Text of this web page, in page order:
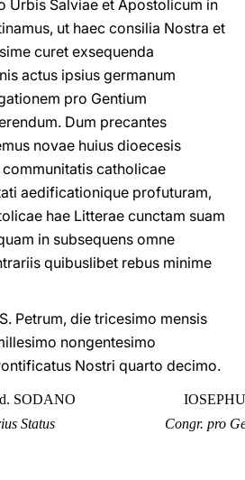
Urbis Salviae et Apostolicum in
ut haec consilia Nostra et
curet exsequenda
actus ipsius germanum
pro Gentium
Dum precantes
novae huius dioecesis
catholicae
aedificationique profuturam,
hae Litterae cunctam suam
in subsequens omne
quibuslibet rebus minime
Petrum, die tricesimo mensis
nongentesimo
Nostri quarto decimo.
SODANO
Status
Congr. pro